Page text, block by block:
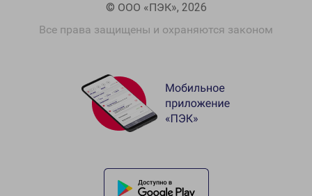
© ООО «ПЭК», 2026
Все права защищены и охраняются законом